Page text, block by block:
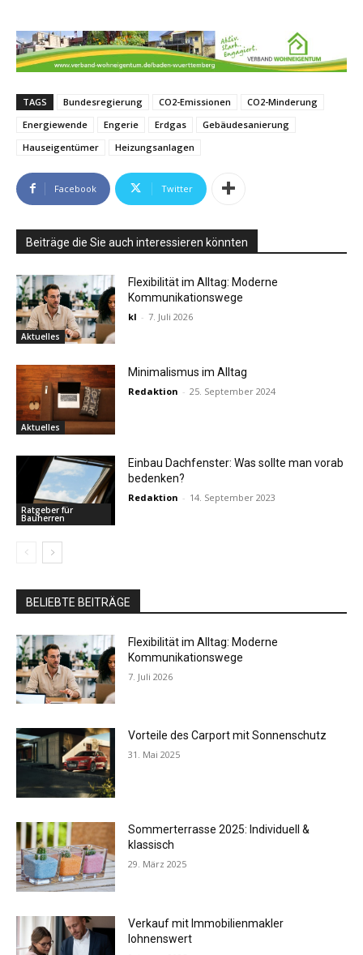
TAGS Bundesregierung CO2-Emissionen
CO2-Minderung
Energiewende
Engerie Erdgas
Gebäudesanierung
Hauseigentümer
Heizungsanlagen
Facebook Twitter
Beiträge die Sie auch interessieren könnten
Aktuelles
Flexibilität im Alltag: Moderne
Kommunikationswege
kl - 7. Juli 2026
Aktuelles
Minimalismus im Alltag
Redaktion - 25. September 2024
Ratgeber für
Bauherren
Einbau Dachfenster: Was sollte man vorab
bedenken?
Redaktion - 14. September 2023
BELIEBTE BEITRÄGE
Flexibilität im Alltag: Moderne
Kommunikationswege
7. Juli 2026
Vorteile des Carport mit Sonnenschutz
31. Mai 2025
Sommerterrasse 2025: Individuell &
klassisch
29. März 2025
Verkauf mit Immobilienmakler
lohnenswert